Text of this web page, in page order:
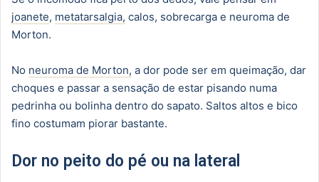
joanete, metatarsalgia, calos, sobrecarga e neuroma de
Morton.
No neuroma de Morton, a dor pode ser em queimação, dar
choques e passar a sensação de estar pisando numa
pedrinha ou bolinha dentro do sapato. Saltos altos e bico
fino costumam piorar bastante.
Dor no peito do pé ou na lateral